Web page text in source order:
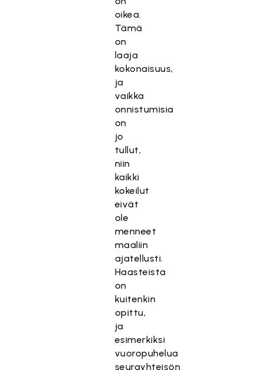
oikea.
Tämä
on
laaja
kokonaisuus,
ja
vaikka
onnistumisia
on
jo
tullut,
niin
kaikki
kokeilut
eivät
ole
menneet
maaliin
ajatellusti.
Haasteista
on
kuitenkin
opittu,
ja
esimerkiksi
vuoropuhelua
seurayhteisön